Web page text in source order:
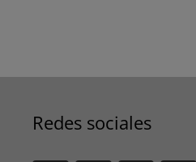
Redes sociales